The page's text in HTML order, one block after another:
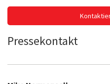
Pressekontakt